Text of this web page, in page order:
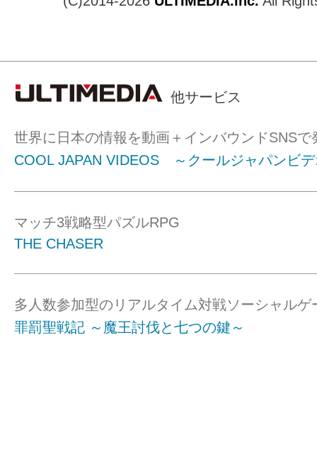
他サービス
世界に日本の情報を動画＋インバウンドSNSで
COOL JAPAN VIDEOS ～クールジャパンビ
マッチ3戦略型パズルRPG
THE CHASER
多人数参加型のリアルタイム対戦ソーシャルゲ
罪罰聖戦記 ～魔王討伐と七つの鍵～